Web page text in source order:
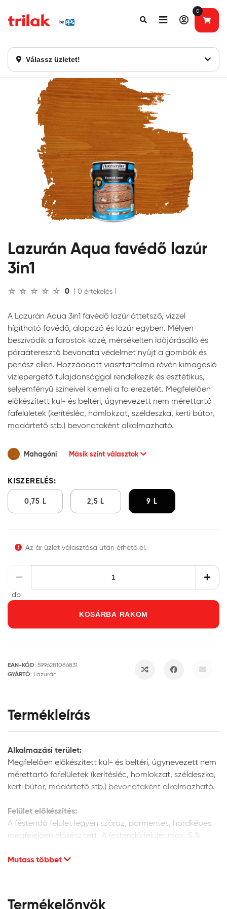
Válassz üzletet!
0
Fontos tájékoztatás!
Lazurán Aqua favédő lazúr
3in1
0 ( 0 értékelés )
A Lazurán Aqua 3in1 favédő lazúr áttetsző, vízzel
hígítható favédő, alapozó és lazúr egyben. Mélyen
beszívódik a farostok közé, mérsékelten időjárásálló és
páraáteresztő bevonata védelmet nyújt a gombák és
penész ellen. Hozzáadott viasztartalma révén kimagasló
vízlepergető tulajdonsággal rendelkezik és esztétikus,
selyemfényű színeivel kiemeli a fa erezetét. Megfelelően
előkészített kül- és beltéri, úgynevezett nem mérettartó
fafelületek (kerítésléc, homlokzat, széldeszka, kerti bútor,
madártető stb.) bevonataként alkalmazható.
Mahagóni Másik színt választok
KISZERELÉS:
0,75 L 2,5 L 9 L
Az ár üzlet választása után érhető el.
db
KOSÁRBA RAKOM
EAN-KÓD: 5996281086831
GYÁRTÓ: Lazurán
Termékleírás
Alkalmazási terület:
Megfelelően előkészített kül- és beltéri, úgynevezett nem
mérettartó fafelületek (kerítésléc, homlokzat, széldeszka,
kerti bútor, madártető stb.) bevonataként alkalmazható.
Felület előkészítés:
A festendő felület legyen száraz, pormentes, hordképes,
megfelelően előkészített. A festendő felület max. 5 %
Mutass többet
Termékelőnyök